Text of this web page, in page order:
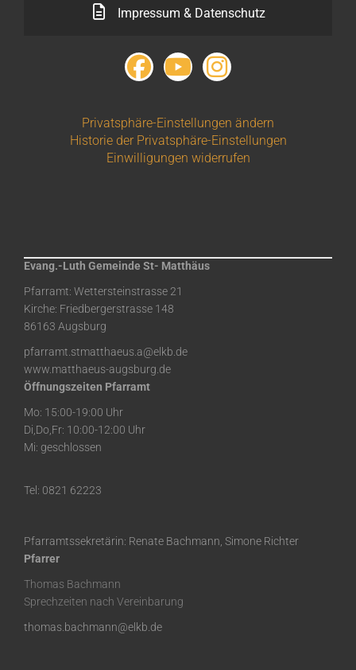
Impressum & Datenschutz
Privatsphäre-Einstellungen ändern
Historie der Privatsphäre-Einstellungen
Einwilligungen widerrufen
Evang.-Luth Gemeinde St- Matthäus
Pfarramt: Wettersteinstrasse 21
Kirche: Friedbergerstrasse 148
86163 Augsburg
pfarramt.stmatthaeus.a@elkb.de
www.matthaeus-augsburg.de
Öffnungszeiten Pfarramt
Mo: 15:00-19:00 Uhr
Di,Do,Fr: 10:00-12:00 Uhr
Mi: geschlossen
Tel: 0821 62223
Pfarramtssekretärin: Renate Bachmann, Simone Richter
Pfarrer
Thomas Bachmann
Sprechzeiten nach Vereinbarung
thomas.bachmann@elkb.de